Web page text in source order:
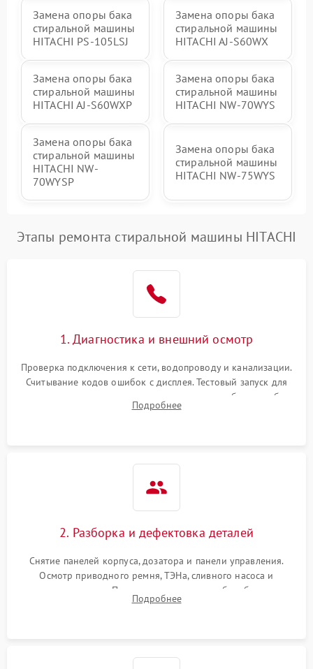
Замена опоры бака
стиральной машины
HITACHI PS-105LSJ
Замена опоры бака
стиральной машины
HITACHI AJ-S60WX
Замена опоры бака
стиральной машины
HITACHI AJ-S60WXP
Замена опоры бака
стиральной машины
HITACHI NW-70WYS
Замена опоры бака
стиральной машины
HITACHI NW-
70WYSP
Замена опоры бака
стиральной машины
HITACHI NW-75WYS
Этапы ремонта стиральной машины HITACHI
1. Диагностика и внешний осмотр
Проверка подключения к сети, водопроводу и канализации.
Считывание кодов ошибок с дисплея. Тестовый запуск для
выявления посторонних шумов, протечек или сбоев в работе
электронного модуля управления.
Подробнее
2. Разборка и дефектовка деталей
Снятие панелей корпуса, дозатора и панели управления.
Осмотр приводного ремня, ТЭНа, сливного насоса и
амортизаторов. Проверка подшипников барабана и
крестовины на износ, а манжеты люка на разрывы.
Подробнее